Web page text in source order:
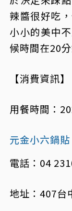
辣醬很好吃
小小的美中
候時間在20
【消費資訊】
用餐時間：
元金小六鍋貼
電話：04
地址：407台